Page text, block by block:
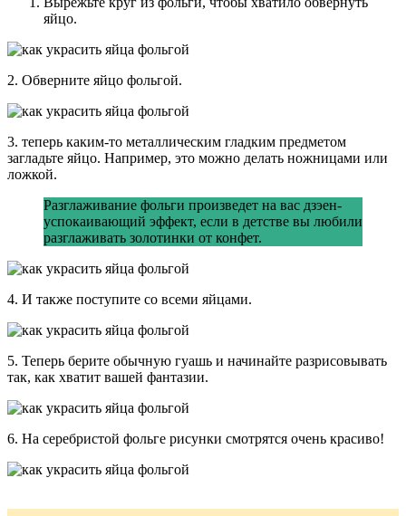
яйцо.
2. Обверните яйцо фольгой.
3. теперь каким-то металлическим гладким предметом
загладьте яйцо. Например, это можно делать ножницами или
ложкой.
Разглаживание фольги произведет на вас дзэен-
успокаивающий эффект, если в детстве вы любили
разглаживать золотинки от конфет.
4. И также поступите со всеми яйцами.
5. Теперь берите обычную гуашь и начинайте разрисовывать
так, как хватит вашей фантазии.
6. На серебристой фольге рисунки смотрятся очень красиво!